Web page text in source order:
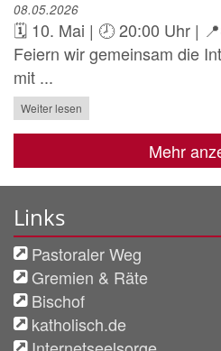
08.05.2026
🗓️ 10. Mai | 🕗 20:00 Uhr |
Feiern wir gemeinsam die
mit ...
Weiter lesen
Mehr
Links
Pastoraler Weg
Gremien & Räte
Bischof
katholisch.de